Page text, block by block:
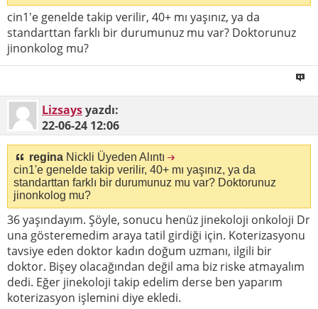
cin1'e genelde takip verilir, 40+ mı yaşınız, ya da
standarttan farklı bir durumunuz mu var? Doktorunuz
jinonkolog mu?
Lizsaysyazdı:
22-06-24 12:06
regina Nickli Üyeden Alıntı
cin1'e genelde takip verilir, 40+ mı yaşınız, ya da
standarttan farklı bir durumunuz mu var? Doktorunuz
jinonkolog mu?
36 yaşındayım. Şöyle, sonucu henüz jinekoloji onkoloji Dr
una gösteremedim araya tatil girdiği için. Koterizasyonu
tavsiye eden doktor kadın doğum uzmanı, ilgili bir
doktor. Bişey olacağından değil ama biz riske atmayalım
dedi. Eğer jinekoloji takip edelim derse ben yaparım
koterizasyon işlemini diye ekledi.